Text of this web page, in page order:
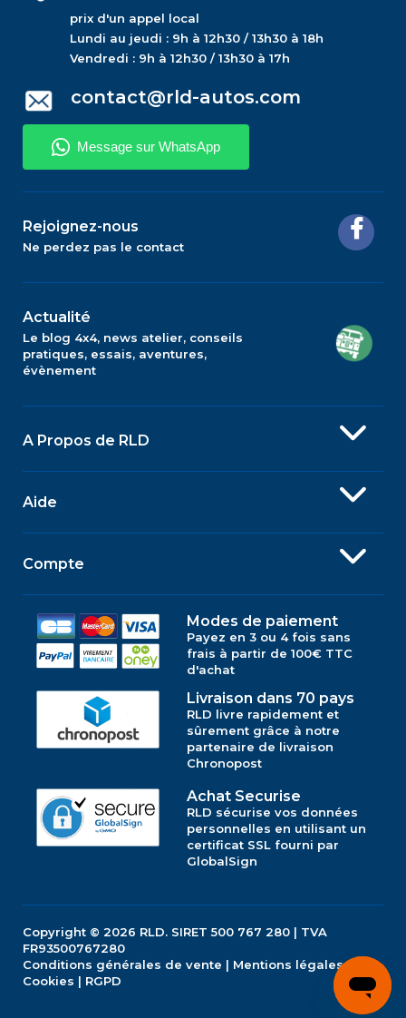
prix d'un appel local
Lundi au jeudi : 9h à 12h30 / 13h30 à 18h
Vendredi : 9h à 12h30 / 13h30 à 17h
contact@rld-autos.com
Rejoignez-nous
Ne perdez pas le contact
Actualité
Le blog 4x4, news atelier, conseils
pratiques, essais, aventures,
évènement
A Propos de RLD
Aide
Compte
Modes de paiement
Payez en 3 ou 4 fois sans
frais à partir de 100€ TTC
d'achat
Livraison dans 70 pays
RLD livre rapidement et
sûrement grâce à notre
partenaire de livraison
Chronopost
Achat Securise
RLD sécurise vos données
personnelles en utilisant un
certificat SSL fourni par
GlobalSign
Copyright © 2026 RLD. SIRET 500 767 280 | TVA
FR93500767280
Conditions générales de vente | Mentions légales|
Cookies | RGPD